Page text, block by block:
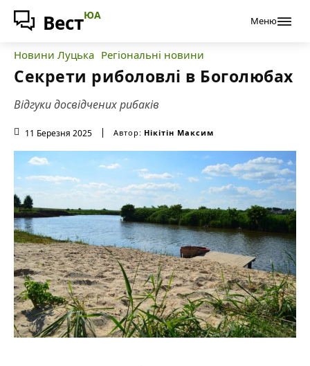
ВестЮА Меню
Новини Луцька Регіональні новини
Секрети риболовлі в Боголюбах
Відгуки досвідчених рибаків
11 Березня 2025 Автор: Нікітін Максим